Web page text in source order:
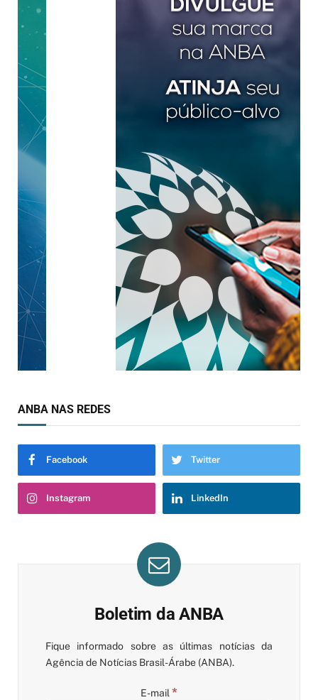
ANBA NAS REDES
Facebook Twitter
Instagram LinkedIn
Boletim da ANBA
Fique informado sobre as últimas notícias da
Agência de Notícias Brasil-Árabe (ANBA).
E-mail *